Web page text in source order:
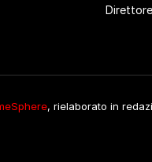
, rielaborato in